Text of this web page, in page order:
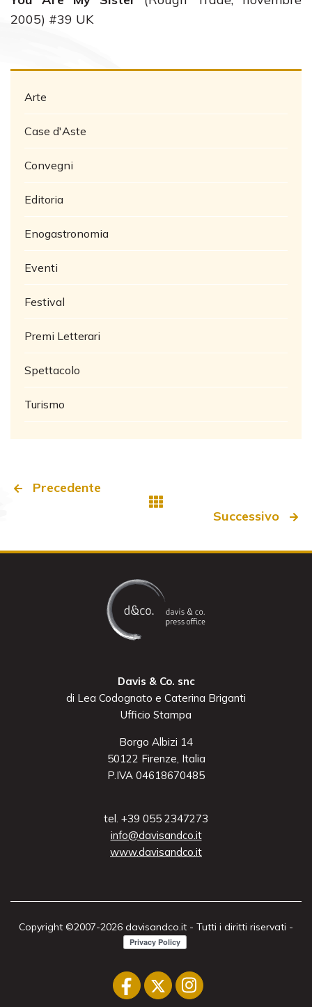
2005) #39 UK
Arte
Case d'Aste
Convegni
Editoria
Enogastronomia
Eventi
Festival
Premi Letterari
Spettacolo
Turismo
Precedente
Successivo
Davis & Co. snc
di Lea Codognato e Caterina Briganti
Ufficio Stampa
Borgo Albizi 14
50122 Firenze, Italia
P.IVA 04618670485
tel. +39 055 2347273
info@davisandco.it
www.davisandco.it
Copyright ©2007-2026 davisandco.it - Tutti i diritti riservati -